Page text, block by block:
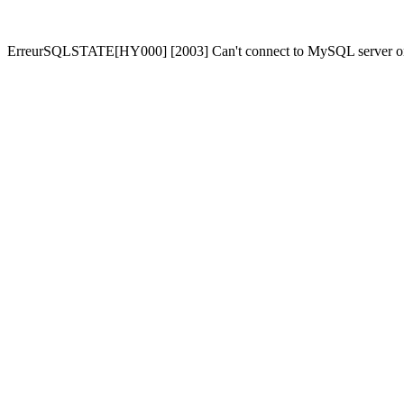
ErreurSQLSTATE[HY000] [2003] Can't connect to MySQL server